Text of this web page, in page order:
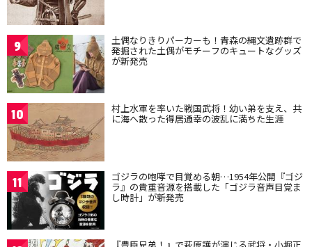
9 土偶なりきりパーカーも！青森の縄文遺跡群で
発掘された土偶がモチーフのキュートなグッズ
が新発売
10 村上水軍を率いた戦国武将！幼い弟を支え、共
に海へ散った得居通幸の波乱に満ちた生涯
11 ゴジラの咆哮で目覚める朝…1954年公開『ゴジ
ラ』の貴重音源を搭載した「ゴジラ音声目覚ま
し時計」が新発売
『豊臣兄弟！』で萩原護が演じる武将・小堀正